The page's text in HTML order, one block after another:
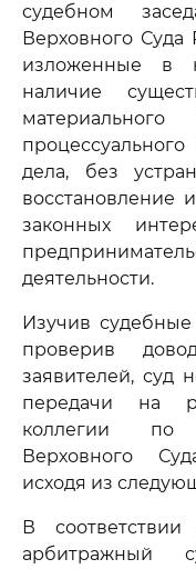
судебном
Верховного Суда
изложенные в
наличие
дела, без
восстановление
законных
деятельности.
Изучив судебные
проверив
заявителей, суд
передачи на
коллегии по
Верховного
исходя из
В
арбитражный